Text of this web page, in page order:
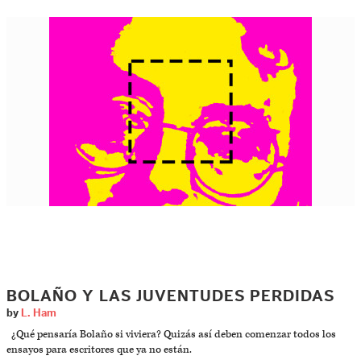
BOLAÑO Y LAS JUVENTUDES PERDIDAS
by L. Ham
¿Qué pensaría Bolaño si viviera? Quizás así deben comenzar todos los
ensayos para escritores que ya no están.